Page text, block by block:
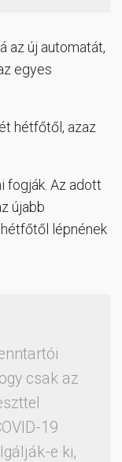
az új automatát,
egyes
hétfőtől, azaz
fogják. Az adott
újabb
lépnének
csak az
19
e ki,